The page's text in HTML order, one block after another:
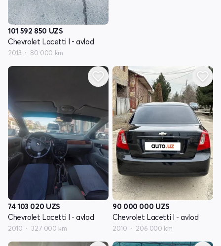
101 592 850 UZS
Chevrolet Lacetti I - avlod
2013 80 000 km
74 103 020 UZS
Chevrolet Lacetti I - avlod
2010 327 000 km
90 000 000 UZS
Chevrolet Lacetti I - avlod
2010 206 000 km